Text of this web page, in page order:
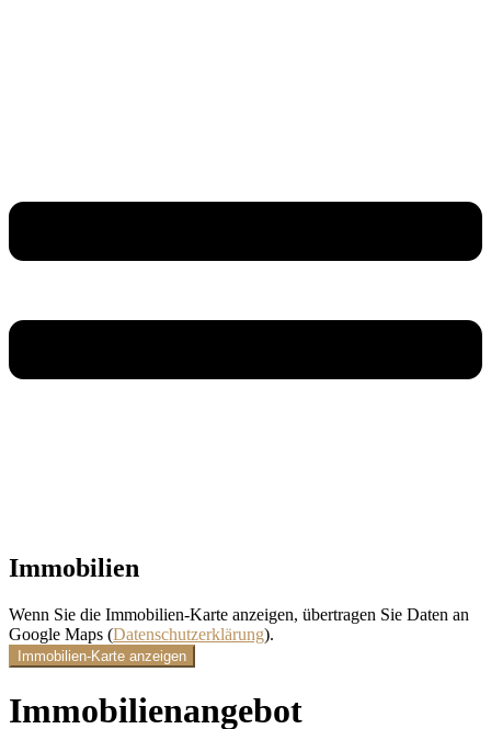
Immobilien
Wenn Sie die Immobilien-Karte anzeigen, übertragen Sie Daten an
Google Maps (Datenschutzerklärung).
Immobilien-Karte anzeigen
Immobilien­angebot